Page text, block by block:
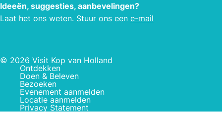
Ideeën, suggesties, aanbevelingen?
Laat het ons weten. Stuur ons een e-mail
© 2026 Visit Kop van Holland
Ontdekken
Doen & Beleven
Bezoeken
Evenement aanmelden
Locatie aanmelden
Privacy Statement